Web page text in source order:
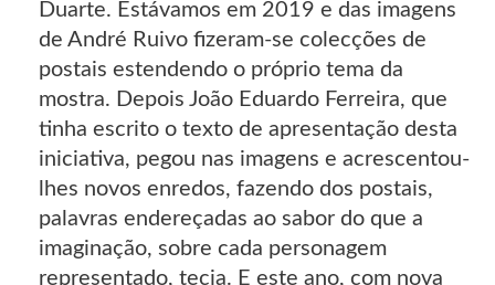
Duarte. Estávamos em 2019 e das imagens
de André Ruivo fizeram-se colecções de
postais estendendo o próprio tema da
mostra. Depois João Eduardo Ferreira, que
tinha escrito o texto de apresentação desta
iniciativa, pegou nas imagens e acrescentou-
lhes novos enredos, fazendo dos postais,
palavras endereçadas ao sabor do que a
imaginação, sobre cada personagem
representado, tecia. E este ano, com nova